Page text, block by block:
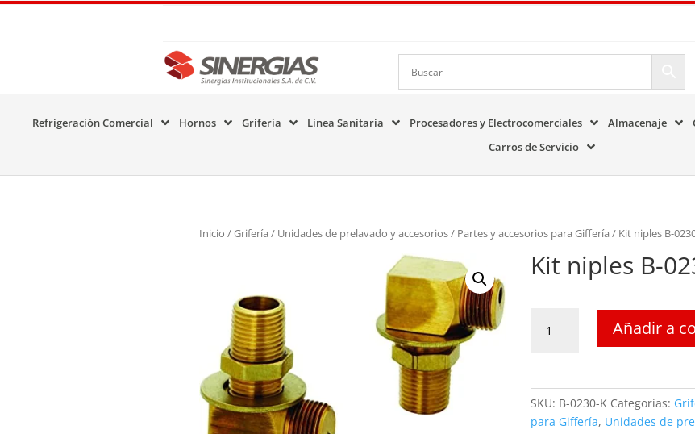
Refrigeración Comercial Hornos Grifería Linea Sanitaria Procesadores y Electrocomerciales Almacenaje
Carros de Servicio
Inicio /Grifería / Unidades de prelavado y accesorios/ Partes y accesorios para Giffería / Kit niples B-
Kit niples B-
niples
K
cantidad
Añadir a
SKU: B-0230-K Categorías:
para Giffería, Unidades de